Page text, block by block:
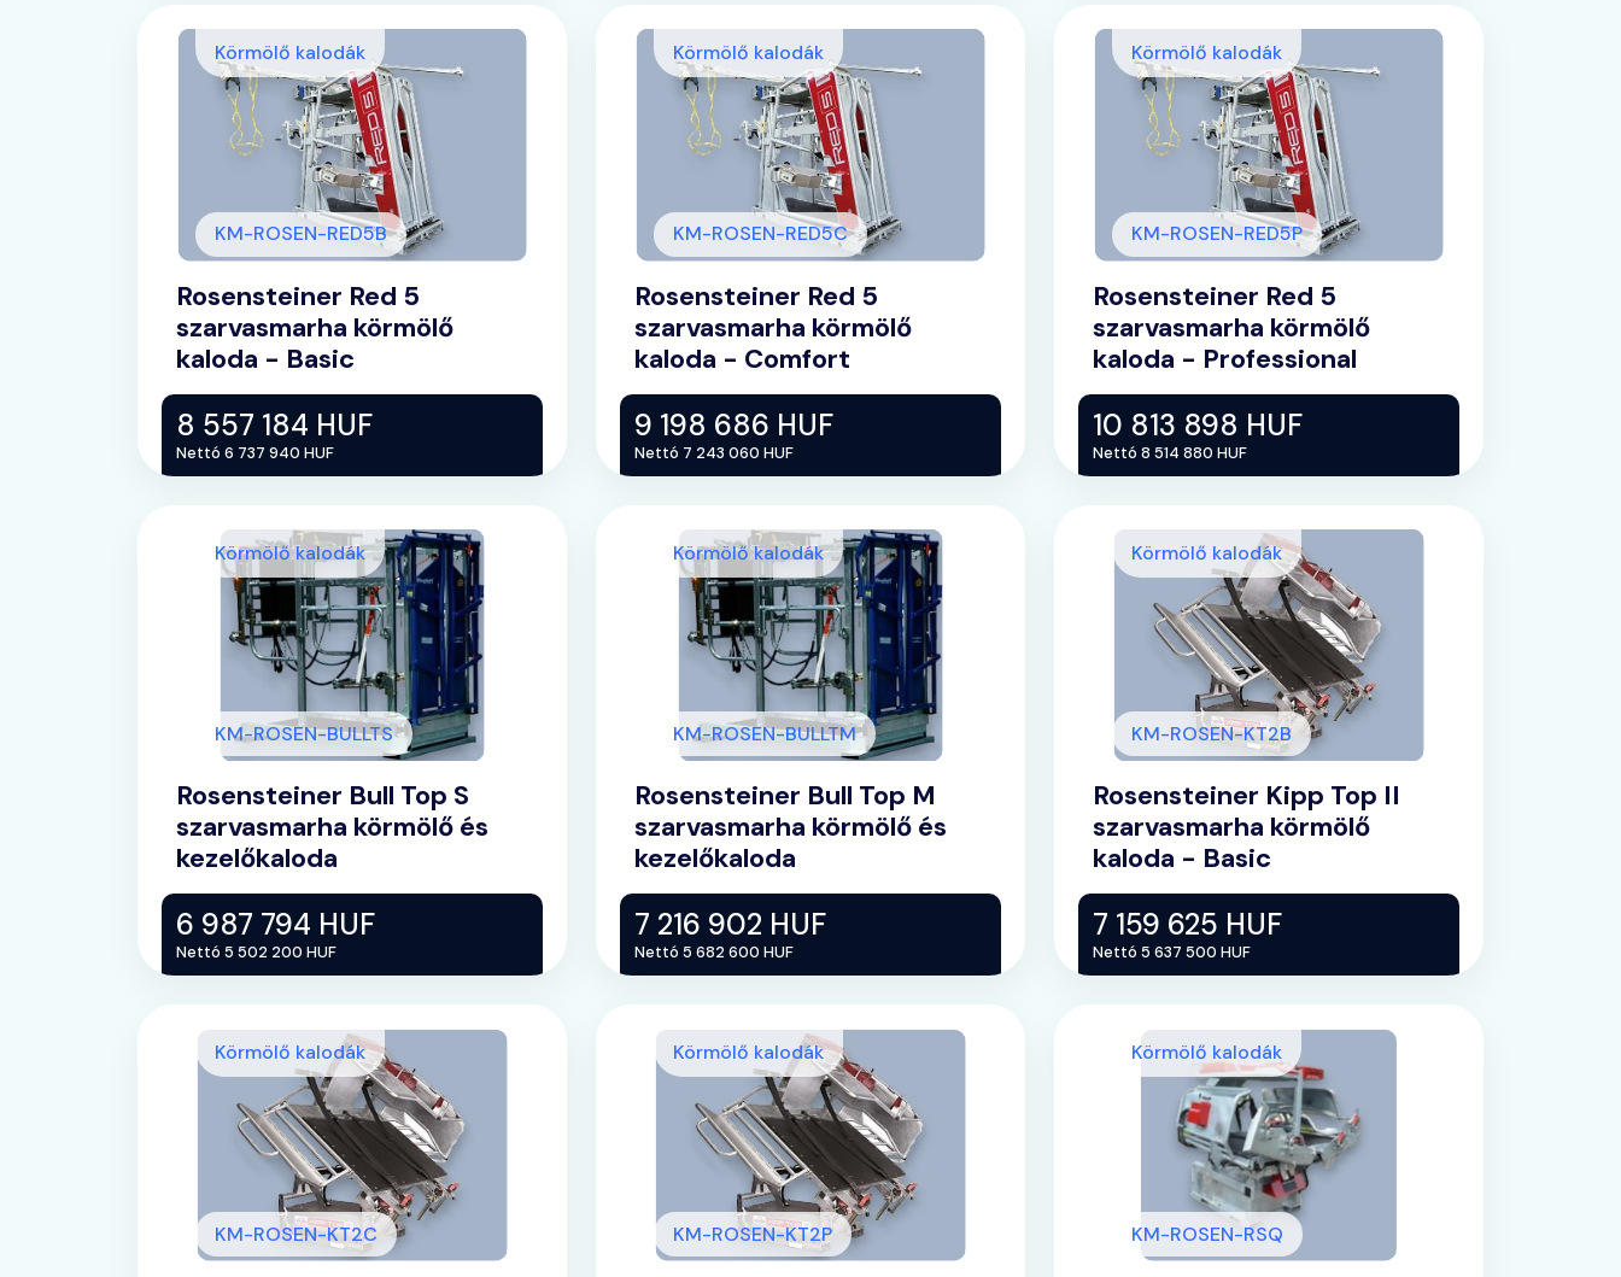
KM-ROSEN-RED5B
Rosensteiner Red 5
szarvasmarha körmölő
kaloda - Basic
8 557 184 HUF
Nettó 6 737 940 HUF
Körmölő kalodák
KM-ROSEN-RED5C
Rosensteiner Red 5
szarvasmarha körmölő
kaloda - Comfort
9 198 686 HUF
Nettó 7 243 060 HUF
Körmölő kalodák
KM-ROSEN-RED5P
Rosensteiner Red 5
szarvasmarha körmölő
kaloda - Professional
10 813 898 HUF
Nettó 8 514 880 HUF
Körmölő kalodák
KM-ROSEN-BULLTS
Rosensteiner Bull Top S
szarvasmarha körmölő és
kezelőkaloda
6 987 794 HUF
Nettó 5 502 200 HUF
Körmölő kalodák
KM-ROSEN-BULLTM
Rosensteiner Bull Top M
szarvasmarha körmölő és
kezelőkaloda
7 216 902 HUF
Nettó 5 682 600 HUF
Körmölő kalodák
KM-ROSEN-KT2B
Rosensteiner Kipp Top II
szarvasmarha körmölő
kaloda - Basic
7 159 625 HUF
Nettó 5 637 500 HUF
Körmölő kalodák
KM-ROSEN-KT2C
Körmölő kalodák
KM-ROSEN-KT2P
Körmölő kalodák
KM-ROSEN-RSQ
Körmölő kalodák